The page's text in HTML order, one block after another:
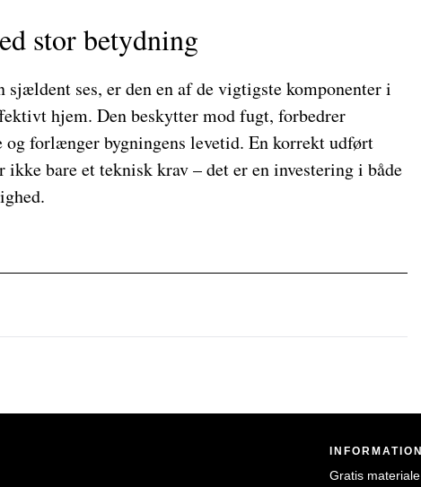
stor betydning
sjældent ses, er den en af de vigtigste komponenter i
hjem. Den beskytter mod fugt, forbedrer
og forlænger bygningens levetid. En korrekt udført
ikke bare et teknisk krav – det er en investering i både
INFORMATION
Gratis materiale